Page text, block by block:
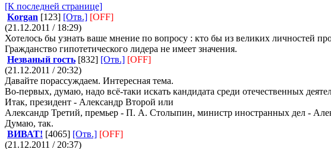
[К последней странице]
Korgan [123] [Отв.] [OFF]
(21.12.2011 / 18:29)
Хотелось бы узнать ваше мнение по вопросу : кто бы из великих личностей
Гражданство гипотетического лидера не имеет значения.
Незваный гость [832] [Отв.] [OFF]
(21.12.2011 / 20:32)
Давайте порассуждаем. Интересная тема.
Во-первых, думаю, надо всё-таки искать кандидата среди отечественных
Итак, президент - Александр Второй или
Александр Третий, премьер - П. А. Столыпин, министр иностранных дел -
Думаю, так.
ВИВАТ! [4065] [Отв.] [OFF]
(21.12.2011 / 20:37)